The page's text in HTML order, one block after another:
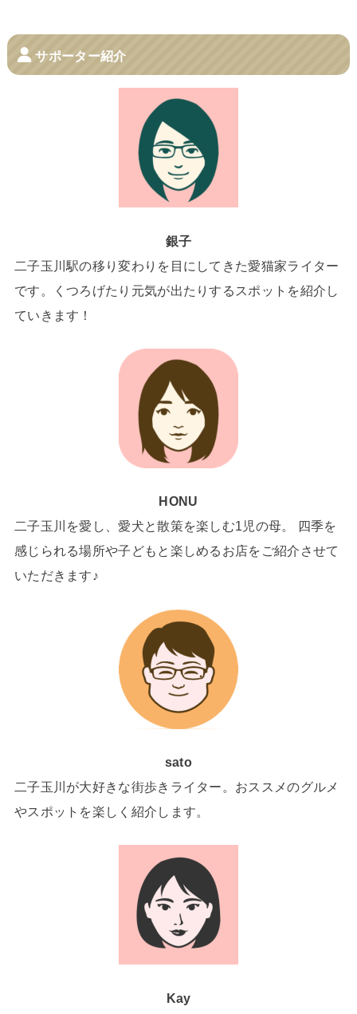
サポーター紹介
銀子
二子玉川駅の移り変わりを目にしてきた愛猫家ライター
です。くつろげたり元気が出たりするスポットを紹介し
ていきます！
HONU
二子玉川を愛し、愛犬と散策を楽しむ1児の母。 四季を
感じられる場所や子どもと楽しめるお店をご紹介させて
いただきます♪
sato
二子玉川が大好きな街歩きライター。おススメのグルメ
やスポットを楽しく紹介します。
Kay